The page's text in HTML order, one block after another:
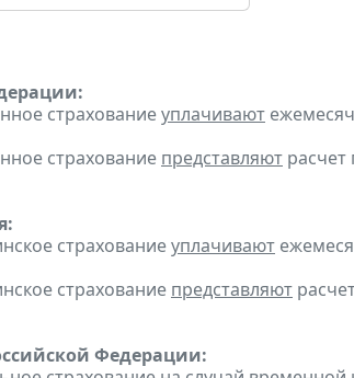
страхованиеуплачивают
страхование представляют
страхованиеуплачивают
страхование представляют
Федерации: